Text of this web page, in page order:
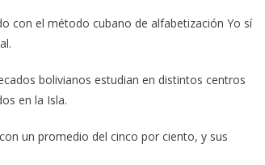
con el método cubano de alfabetización Yo sí
bolivianos estudian en distintos centros
en la Isla.
un promedio del cinco por ciento, y sus